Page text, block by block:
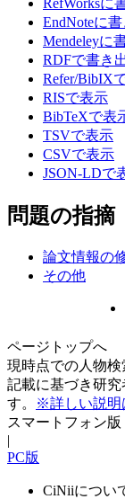
RefWorksに
EndNoteに
Mendeleyに
RDFで書き
Refer/BibIX
RISで表示
BibTeXで表
TSVで表示
CSVで表示
JSON-LDで
問題の指摘
論文情報の
その他
ページトップへ
現時点での人物検
記載に基づき研
す。
※詳しい説明
スマートフォン版
|
PC版
CiNiiについ